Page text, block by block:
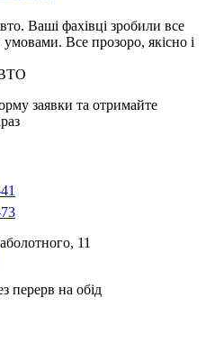
Ваші фахівці зробили все
Все прозоро, якісно і
заявки та отримайте
11
перерв на обід